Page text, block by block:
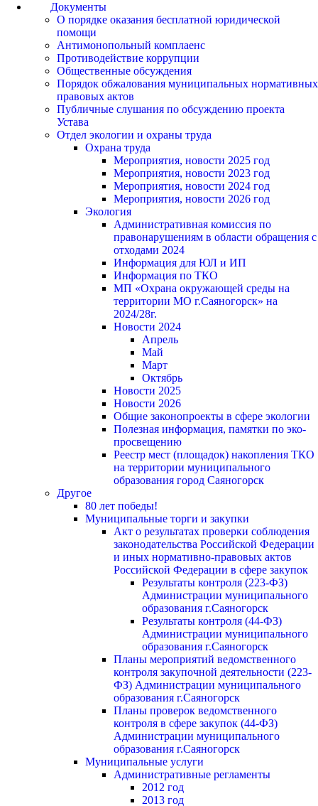
Документы
О порядке оказания бесплатной юридической
помощи
Антимонопольный комплаенс
Противодействие коррупции
Общественные обсуждения
Порядок обжалования муниципальных нормативных
правовых актов
Публичные слушания по обсуждению проекта
Устава
Отдел экологии и охраны труда
Охрана труда
Мероприятия, новости 2025 год
Мероприятия, новости 2023 год
Мероприятия, новости 2024 год
Мероприятия, новости 2026 год
Экология
Административная комиссия по
правонарушениям в области обращения с
отходами 2024
Информация для ЮЛ и ИП
Информация по ТКО
МП «Охрана окружающей среды на
территории МО г.Саяногорск» на
2024/28г.
Новости 2024
Апрель
Май
Март
Октябрь
Новости 2025
Новости 2026
Общие законопроекты в сфере экологии
Полезная информация, памятки по эко-
просвещению
Реестр мест (площадок) накопления ТКО
на территории муниципального
образования город Саяногорск
Другое
80 лет победы!
Муниципальные торги и закупки
Акт о результатах проверки соблюдения
законодательства Российской Федерации
и иных нормативно-правовых актов
Российской Федерации в сфере закупок
Результаты контроля (223-ФЗ)
Администрации муниципального
образования г.Саяногорск
Результаты контроля (44-ФЗ)
Администрации муниципального
образования г.Саяногорск
Планы мероприятий ведомственного
контроля закупочной деятельности (223-
ФЗ) Администрации муниципального
образования г.Саяногорск
Планы проверок ведомственного
контроля в сфере закупок (44-ФЗ)
Администрации муниципального
образования г.Саяногорск
Муниципальные услуги
Административные регламенты
2012 год
2013 год